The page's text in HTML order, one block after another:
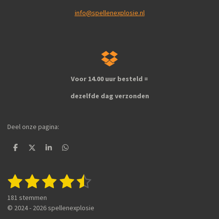
info@spellenexplosie.nl
Voor 14.00 uur besteld =
dezelfde dag verzonden
Deel onze pagina:
D
e
n
D
l
S
r
e
D
e
n
R
t
i
1
s
t
2
s
t
3
s
t
4
t
5
t
S
m
181 stemmen
© 2024 - 2026 spellenexplosie